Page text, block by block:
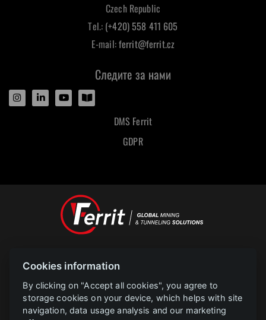
Czech Republic
Tel.: (+420) 558 411 605
E-mail:ferrit@ferrit.cz
Следите за нами
DMS Ferrit
GDPR
POLAR televize Ostrava s.r.o.
Copyright
2023 |www.polar.cz
PROJEKT FERRIT s.r.o. Implementace informačního systému společnosti
Cookies information
By clicking on "Accept all cookies", you agree to
storage cookies on your device, which helps with site
navigation, data usage analysis and our marketing